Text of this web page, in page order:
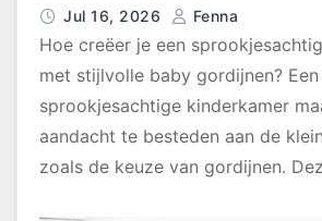
Jul 16, 2026 Fenna
Hoe creëer je een
met stijlvolle baby gordijnen? Een
sprookjesachtige kinderkamer
aandacht te besteden aan de
zoals de keuze van gordijnen.